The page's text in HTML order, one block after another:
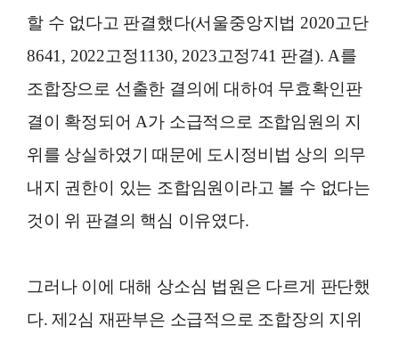
할 수 없다고 판결했다(서울중앙지법 2020고단
8641, 2022고정1130, 2023고정741 판결). A를
조합장으로 선출한 결의에 대하여 무효확인판
결이 확정되어 A가 소급적으로 조합임원의 지
위를 상실하였기 때문에 도시정비법 상의 의무
내지 권한이 있는 조합임원이라고 볼 수 없다는
것이 위 판결의 핵심 이유였다.
그러나 이에 대해 상소심 법원은 다르게 판단했
다. 제2심 재판부은 소급적으로 조합장의 지위